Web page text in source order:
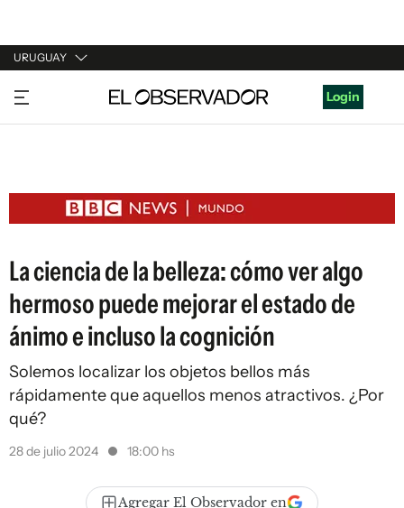
URUGUAY
URUGUAY
ARGENTINA
ESTADOS UNIDOS
Login
La ciencia de la belleza: cómo ver algo
hermoso puede mejorar el estado de
ánimo e incluso la cognición
Solemos localizar los objetos bellos más
rápidamente que aquellos menos atractivos. ¿Por
qué?
28 de julio 2024 18:00 hs
Agregar El Observador en